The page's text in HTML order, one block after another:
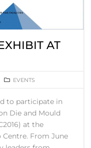
AT
EVENTS
to participate in
Die and Mould
at the
Centre. From June